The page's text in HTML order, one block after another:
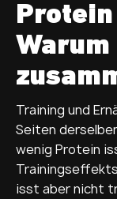
Training und
Seiten
wenig Protein
isst aber nicht